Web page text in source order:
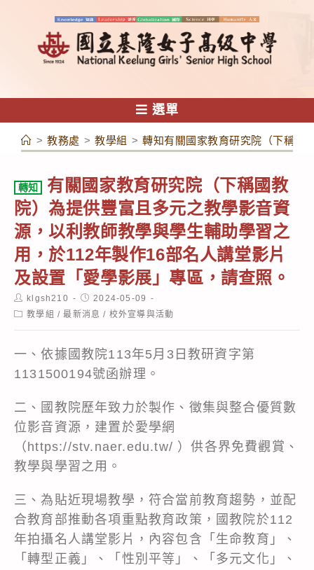
容
選單
> 教務處 > 教學組 > 轉知有關國家教育研究院（下稱國
轉知
有關國家教育研究院（下稱國教
院）為提供豐富且多元之教學影音資
源，以利教師教學與學生輔助學習之
用，於112年製作16部名人講堂影片
及設置「愛學影展」專區，請查照。
Post
author:
klgsh210
Post
published:
2024-05-09
Post教學組 / 最新消息 / 校外宣導與活動
一、依據國教院113年5月3日教研資字第
1131500194號函辦理。
二、國教院歷年致力於製作、徵集與整合優質數
位影音資源，建置於愛學網
（https://stv.naer.edu.tw/ ）供各界免費觀賞、
教學與學習之用。
三、為貼近現場教學，符合當前教育趨勢，並配
合教育部推動各項重點教育政策，國教院於112
年拍攝名人講堂影片，內容包含「生命教育」、
「轉型正義」、「性別平等」、「多元文化」、